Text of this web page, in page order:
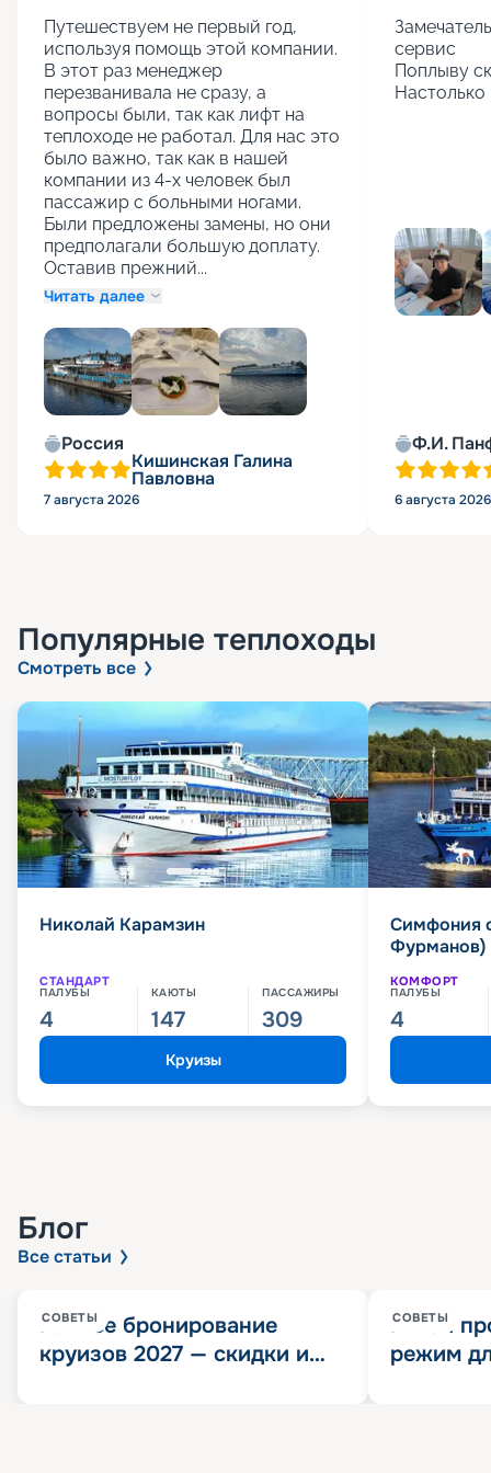
Путешествуем не первый год,
используя помощь этой компании.
В этот раз менеджер
перезванивала не сразу, а
вопросы были, так как лифт на
теплоходе не работал. Для нас это
было важно, так как в нашей
компании из 4-х человек был
пассажир с больными ногами.
Были предложены замены, но они
предполагали большую доплату.
Оставив прежний...
Читать далее
Россия
Кишинская Галина
Павловна
7 августа 2026
сервис
Поплыву
Ф.И.
6 августа 2026
Популярные теплоходы
Смотреть все
Николай Карамзин
СТАНДАРТ
ПАЛУБЫ
4
КАЮТЫ
147
ПАССАЖИРЫ
309
Круизы
Симфония
Фурманов)
КОМФОРТ
ПАЛУБЫ
4
Блог
Все статьи
СОВЕТЫ
Раннее бронирование
круизов 2027 — скидки и
СОВЕТЫ
Китай
режим